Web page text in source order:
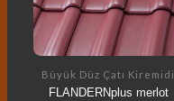
Büyük Düz Çatı Kiremidi
FLANDERNplus merlot